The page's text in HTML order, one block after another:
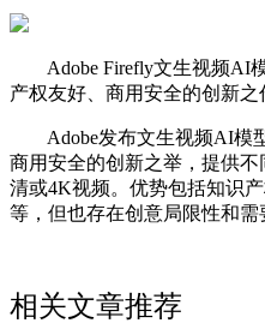
Adobe Firefly文生视频AI
产权友好、商用安全的创新之
Adobe发布文生视频AI模型
商用安全的创新之举，提供
清或4K视频。优势包括知识
等，但也存在创意局限性和需
相关文章推荐